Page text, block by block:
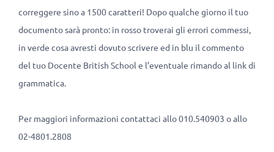
correggere sino a 1500 caratteri! Dopo qualche giorno il tuo
documento sarà pronto: in rosso troverai gli errori commessi,
in verde cosa avresti dovuto scrivere ed in blu il commento
del tuo Docente British School e l’eventuale rimando al link di
grammatica.
Per maggiori informazioni contattaci allo 010.540903 o allo
02-4801.2808